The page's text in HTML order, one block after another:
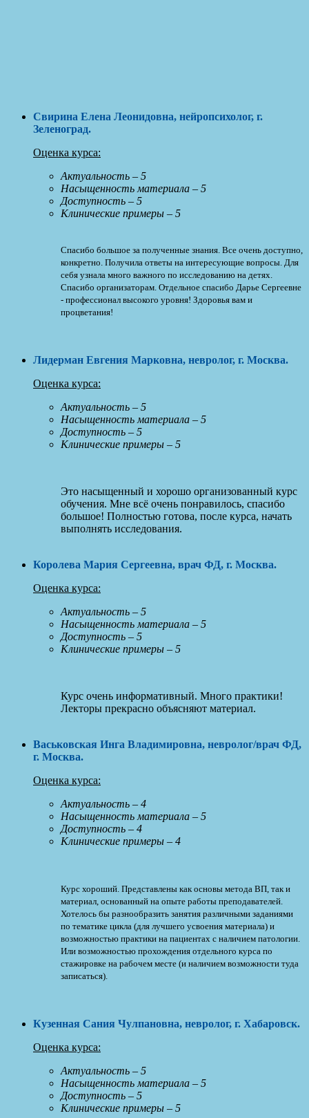
Свирина Елена Леонидовна, нейропсихолог, г.
Зеленоград.
Оценка курса:
Актуальность – 5
Насыщенность материала – 5
Доступность – 5
Клинические примеры – 5
Спасибо большое за полученные знания. Все очень доступно,
конкретно. Получила ответы на интересующие вопросы. Для
себя узнала много важного по исследованию на детях.
Спасибо организаторам. Отдельное спасибо Дарье Сергеевне
- профессионал высокого уровня! Здоровья вам и
процветания!
Лидерман Евгения Марковна, невролог, г. Москва.
Оценка курса:
Актуальность – 5
Насыщенность материала – 5
Доступность – 5
Клинические примеры – 5
Это насыщенный и хорошо организованный курс
обучения. Мне всё очень понравилось, спасибо
большое! Полностью готова, после курса, начать
выполнять исследования.
Королева Мария Сергеевна, врач ФД, г. Москва.
Оценка курса:
Актуальность – 5
Насыщенность материала – 5
Доступность – 5
Клинические примеры – 5
Курс очень информативный. Много практики!
Лекторы прекрасно объясняют материал.
Васьковская Инга Владимировна, невролог/врач ФД,
г. Москва.
Оценка курса:
Актуальность – 4
Насыщенность материала – 5
Доступность – 4
Клинические примеры – 4
Курс хороший. Представлены как основы метода ВП, так и
материал, основанный на опыте работы преподавателей.
Хотелось бы разнообразить занятия различными заданиями
по тематике цикла (для лучшего усвоения материала) и
возможностью практики на пациентах с наличием патологии.
Или возможностью прохождения отдельного курса по
стажировке на рабочем месте (и наличием возможности туда
записаться).
Кузенная Сания Чулпановна, невролог, г. Хабаровск.
Оценка курса:
Актуальность – 5
Насыщенность материала – 5
Доступность – 5
Клинические примеры – 5